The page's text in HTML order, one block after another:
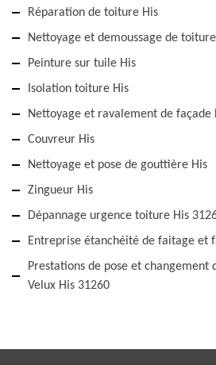
Réparation de toiture His
Nettoyage et demoussage de
Peinture sur tuile His
Isolation toiture His
Nettoyage et ravalement de façade
Couvreur His
Nettoyage et pose de gouttière His
Zingueur His
Dépannage urgence toiture His
Entreprise étanchéité de faitage et
Prestations de pose et
Velux His 31260